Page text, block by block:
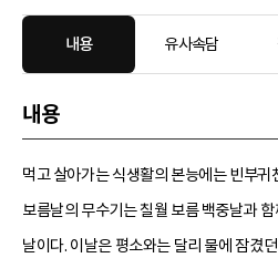
내용 유사속담
내용
먹고 살아가는 식생활의 본능에는 빈부귀
보름날의 무수기는 칠월 보름 백중날과
날이다. 이날은 평소와는 달리 물에 잠겼